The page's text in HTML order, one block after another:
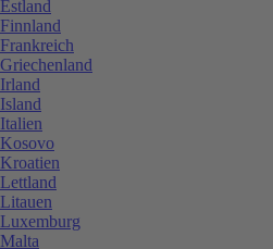
Estland
Finnland
Frankreich
Griechenland
Irland
Island
Italien
Kosovo
Kroatien
Lettland
Litauen
Luxemburg
Malta